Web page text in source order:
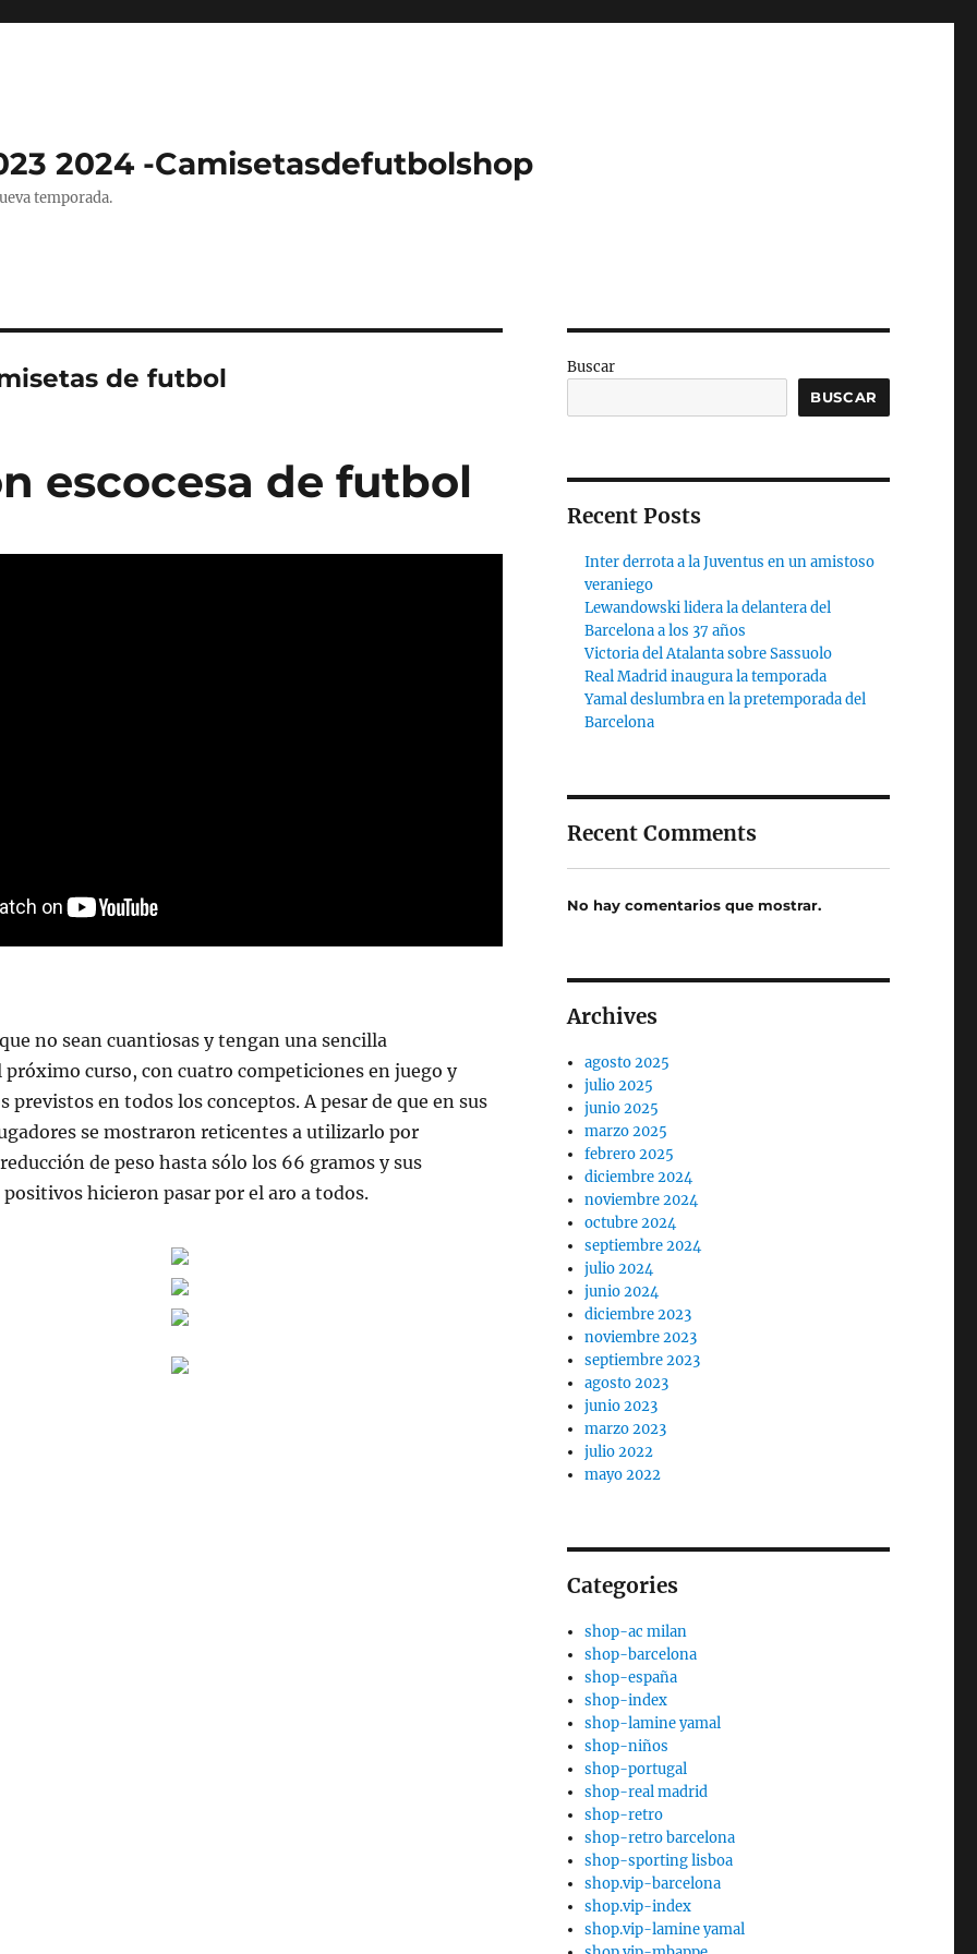
2024 -Camisetasdefutbolshop
temporada.
de futbol
escocesa de futbol
no sean cuantiosas y tengan una sencilla
próximo curso, con cuatro competiciones en juego y
previstos en todos los conceptos. A pesar de que en sus
se mostraron reticentes a utilizarlo por
de peso hasta sólo los 66 gramos y sus
hicieron pasar por el aro a todos.
Buscar
BUSCAR
Recent Posts
Inter derrota a la Juventus en un amistoso
veraniego
Lewandowski lidera la delantera del
Barcelona a los 37 años
Victoria del Atalanta sobre Sassuolo
Real Madrid inaugura la temporada
Yamal deslumbra en la pretemporada del
Barcelona
Recent Comments
No hay comentarios que mostrar.
Archives
agosto 2025
julio 2025
junio 2025
marzo 2025
febrero 2025
diciembre 2024
noviembre 2024
octubre 2024
septiembre 2024
julio 2024
junio 2024
diciembre 2023
noviembre 2023
septiembre 2023
agosto 2023
junio 2023
marzo 2023
julio 2022
mayo 2022
Categories
shop-ac milan
shop-barcelona
shop-españa
shop-index
shop-lamine yamal
shop-niños
shop-portugal
shop-real madrid
shop-retro
shop-retro barcelona
shop-sporting lisboa
shop.vip-barcelona
shop.vip-index
shop.vip-lamine yamal